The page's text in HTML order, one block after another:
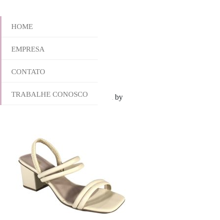
HOME
EMPRESA
CONTATO
TRABALHE CONOSCO
775-5251A
outubro 28, 2025 8:23 am Published by